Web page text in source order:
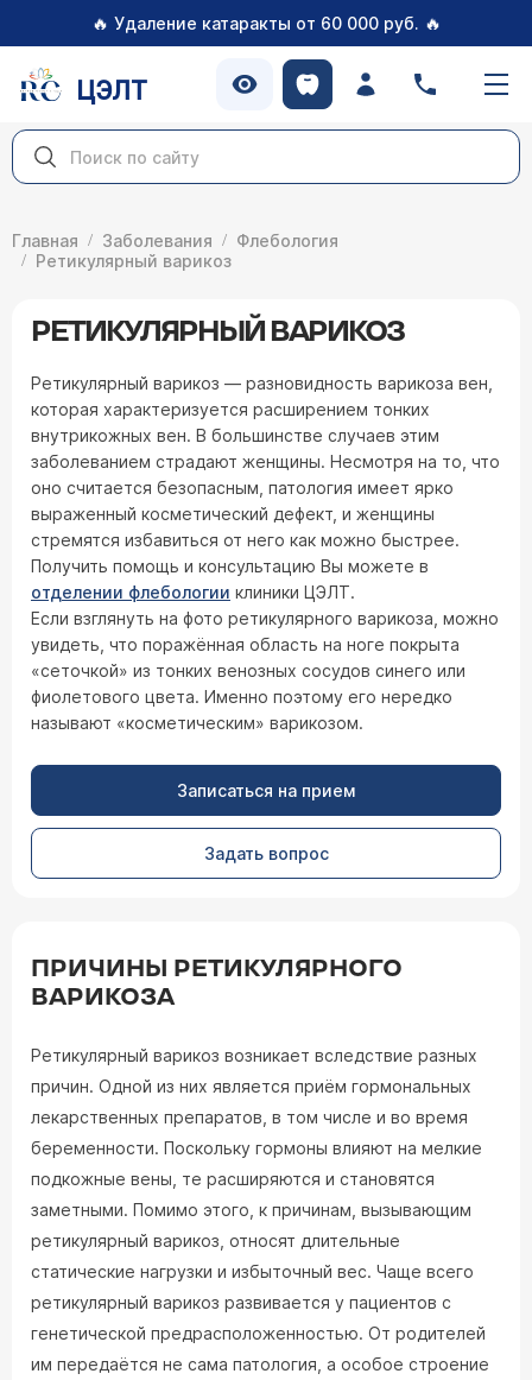
🔥 Удаление катаракты от 60 000 руб. 🔥
ЦЭЛТ
Главная Заболевания
Флебология
Ретикулярный варикоз
РЕТИКУЛЯРНЫЙ ВАРИКОЗ
Ретикулярный варикоз — разновидность варикоза вен,
которая характеризуется расширением тонких
внутрикожных вен. В большинстве случаев этим
заболеванием страдают женщины. Несмотря на то, что
оно считается безопасным, патология имеет ярко
выраженный косметический дефект, и женщины
стремятся избавиться от него как можно быстрее.
Получить помощь и консультацию Вы можете в
отделении флебологии клиники ЦЭЛТ.
Если взглянуть на фото ретикулярного варикоза, можно
увидеть, что поражённая область на ноге покрыта
«сеточкой» из тонких венозных сосудов синего или
фиолетового цвета. Именно поэтому его нередко
называют «косметическим» варикозом.
Записаться на прием
Задать вопрос
ПРИЧИНЫ РЕТИКУЛЯРНОГО
ВАРИКОЗА
Ретикулярный варикоз возникает вследствие разных
причин. Одной из них является приём гормональных
лекарственных препаратов, в том числе и во время
беременности. Поскольку гормоны влияют на мелкие
подкожные вены, те расширяются и становятся
заметными. Помимо этого, к причинам, вызывающим
ретикулярный варикоз, относят длительные
статические нагрузки и избыточный вес. Чаще всего
ретикулярный варикоз развивается у пациентов с
генетической предрасположенностью. От родителей
им передаётся не сама патология, а особое строение